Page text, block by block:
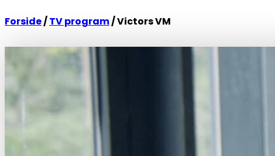
Forside/TV program/Victors VM